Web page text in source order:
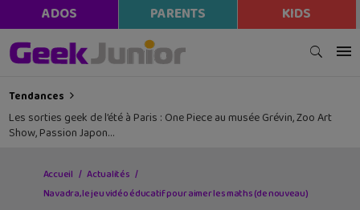
ADOS PARENTS KIDS
Tendances
Les sorties geek de l’été à Paris : One Piece au musée Grévin, Zoo Art
Show, Passion Japon…
Accueil
Actualités
Navadra, le jeu vidéo éducatif pour aimer les maths (de nouveau)